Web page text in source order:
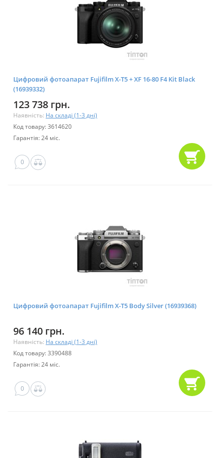
Цифровий фотоапарат Fujifilm X-T5 + XF 16-80 F4 Kit Black
(16939332)
123 738 грн.
Наявність: На складі (1-3 дні)
Код товару: 3614620
Гарантія: 24 міс.
0
Цифровий фотоапарат Fujifilm X-T5 Body Silver (16939368)
96 140 грн.
Наявність: На складі (1-3 дні)
Код товару: 3390488
Гарантія: 24 міс.
0